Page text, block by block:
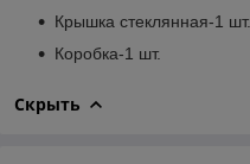
Крышка стеклянная-1 шт.
Коробка-1 шт.
Скрыть